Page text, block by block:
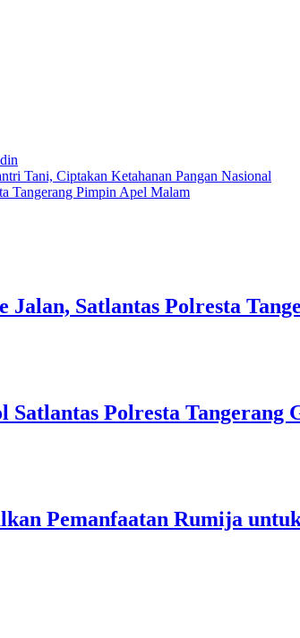
Tani, Ciptakan Ketahanan Pangan Nasional
Tangerang Pimpin Apel Malam
Jalan, Satlantas Polresta
Polresta Tangerang
Pemanfaatan Rumija